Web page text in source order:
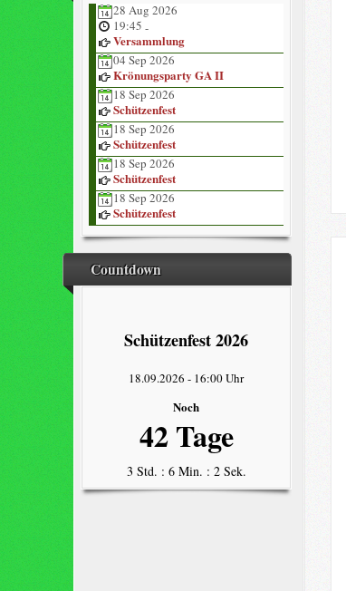
28 Aug 2026
19:45 -
Versammlung
04 Sep 2026
Krönungsparty GA II
18 Sep 2026
Schützenfest
18 Sep 2026
Schützenfest
18 Sep 2026
Schützenfest
18 Sep 2026
Schützenfest
Countdown
Schützenfest 2026
18.09.2026 - 16:00 Uhr
Noch
42 Tage
3 Std. : 6 Min. : 1 Sek.